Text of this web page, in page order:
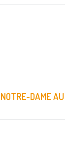
DAME AU